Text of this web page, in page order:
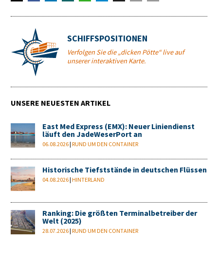
SCHIFFSPOSITIONEN
Verfolgen Sie die „dicken Pötte“ live auf
unserer interaktiven Karte.
UNSERE NEUESTEN ARTIKEL
East Med Express (EMX): Neuer Liniendienst
läuft den JadeWeserPort an
06.08.2026 |RUND UM DEN CONTAINER
Historische Tiefststände in deutschen Flüssen
04.08.2026 |HINTERLAND
Ranking: Die größten Terminalbetreiber der
Welt (2025)
28.07.2026 |RUND UM DEN CONTAINER